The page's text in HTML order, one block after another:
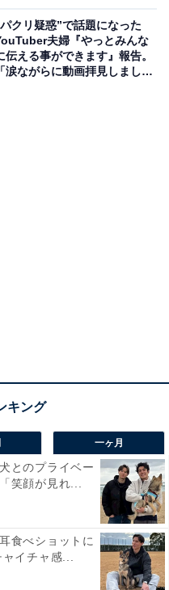
クリ疑惑”で話題になった
夫婦『やっとみんな
伝える事ができます』報告。
「涙ながらに動画拝見しまし
一ヶ月
とのプライベー
笑顔が見れ...
食べショットに
イチャ感...